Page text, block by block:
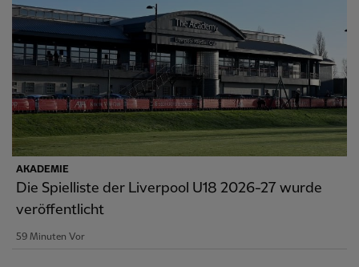
AKADEMIE
Die Spielliste der Liverpool U18 2026-27 wurde
veröffentlicht
59 Minuten Vor